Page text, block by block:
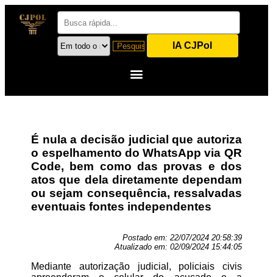
IA CJPol
É nula a decisão judicial que autoriza
o espelhamento do WhatsApp via QR
Code, bem como das provas e dos
atos que dela diretamente dependam
ou sejam consequência, ressalvadas
eventuais fontes independentes
Postado em: 22/07/2024 20:58:39
Atualizado em: 02/09/2024 15:44:05
Mediante autorização judicial, policiais civis